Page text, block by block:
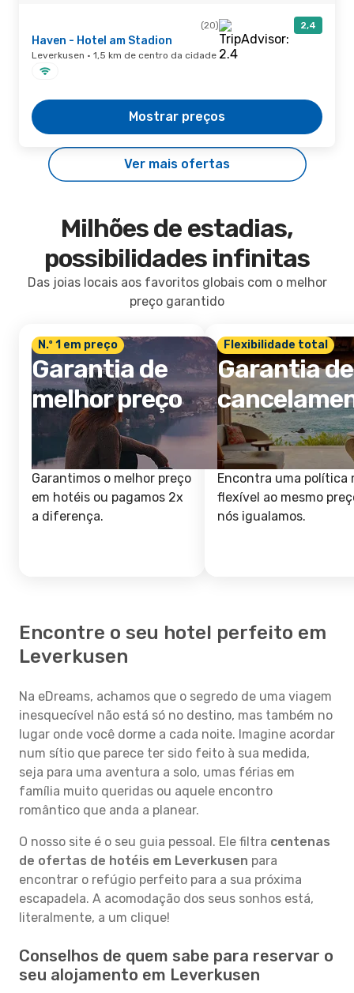
(20) 2,4
Haven - Hotel am Stadion
Leverkusen · 1,5 km de centro da cidade
Mostrar preços
Ver mais ofertas
Milhões de estadias,
possibilidades infinitas
Das joias locais aos favoritos globais com o melhor
preço garantido
N.º 1 em preço
Garantia de
melhor preço
Garantimos o melhor preço
em hotéis ou pagamos 2x
a diferença.
Flexibilidade total
Garantia de
Encontra uma política
flexível ao mesmo
nós igualamos.
Encontre o seu hotel perfeito em
Leverkusen
Na eDreams, achamos que o segredo de uma viagem
inesquecível não está só no destino, mas também no
lugar onde você dorme a cada noite. Imagine acordar
num sítio que parece ter sido feito à sua medida,
seja para uma aventura a solo, umas férias em
família muito queridas ou aquele encontro
romântico que anda a planear.
O nosso site é o seu guia pessoal. Ele filtra centenas
de ofertas de hotéis em Leverkusen para
encontrar o refúgio perfeito para a sua próxima
escapadela. A acomodação dos seus sonhos está,
literalmente, a um clique!
Conselhos de quem sabe para reservar o
seu alojamento em Leverkusen